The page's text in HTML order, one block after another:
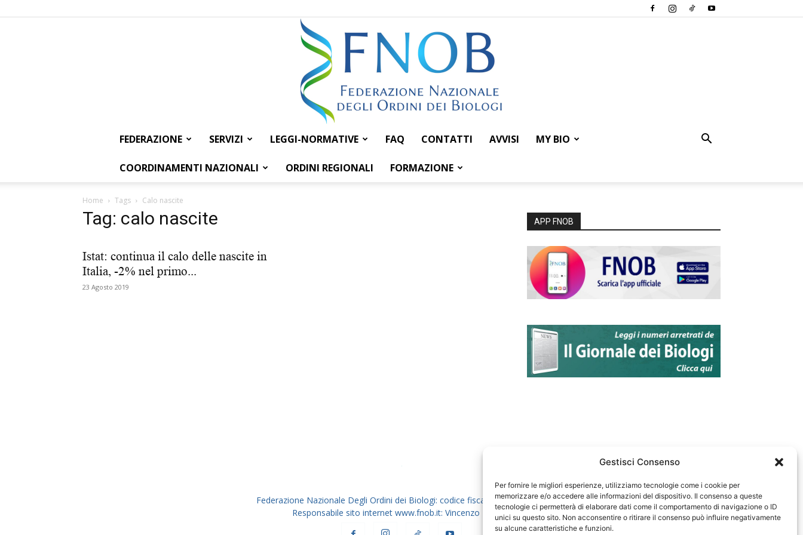
Gestisci Consenso
Per fornire le migliori esperienze, utilizziamo tecnologie come i cookie per
memorizzare e/o accedere alle informazioni del dispositivo. Il consenso a queste
tecnologie ci permetterà di elaborare dati come il comportamento di navigazione o ID
unici su questo sito. Non acconsentire o ritirare il consenso può influire negativamente
su alcune caratteristiche e funzioni.
Federazione
FEDERAZIONE SERVIZI LEGGI-NORMATIVE FAQ CONTATTI AVVISI MY BIO
COORDINAMENTI NAZIONALI ORDINI REGIONALI FORMAZIONE
Home Tags Calo nascite
Tag: calo nascite
Istat: continua il calo delle nascite in
Italia, -2% nel primo...
23 Agosto 2019
APP FNOB
Federazione Nazionale Degli Ordini dei Biologi: codice fiscale 80069130583
Responsabile sito internet www.fnob.it: Vincenzo D'Anna